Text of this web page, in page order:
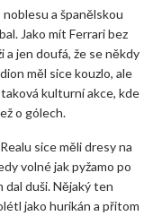
a španělskou
Jako mít Ferrari bez
a jen doufá, že se někdy
měl sice kouzlo, ale
kulturní akce, kde
o gólech.
sice měli dresy na
volné jak pyžamo po
dal duši. Nějaký ten
jako hurikán a přitom